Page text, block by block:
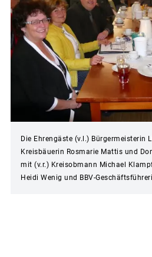
Die Ehrengäste (v.l.) Bürgermeisterin
Kreisbäuerin Rosmarie Mattis und
mit (v.r.) Kreisobmann Michael
Heidi Wenig und BBV-